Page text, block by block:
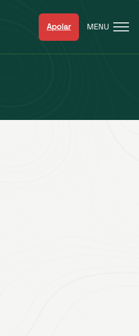
Apoiar MENU